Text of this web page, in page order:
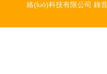
絡(luò)科技有限公司 錄